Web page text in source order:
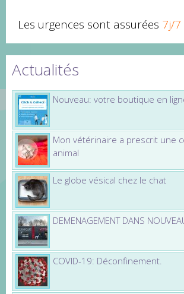
Les urgences sont assurées 7j/7
Actualités
Nouveau: votre boutique en
Mon vétérinaire a prescrit une
animal
Le globe vésical chez le chat
DEMENAGEMENT DANS
COVID-19: Déconfinement.